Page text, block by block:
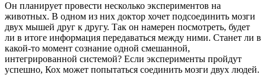
Он планирует провести несколько экспериментов на
животных. В одном из них доктор хочет подсоединить мозги
двух мышей друг к другу. Так он намерен посмотреть, будет
ли в итоге информация передаваться между ними. Станет ли в
какой-то момент сознание одной смешанной,
интегрированной системой? Если эксперименты пройдут
успешно, Кох может попытаться соединить мозги двух людей.